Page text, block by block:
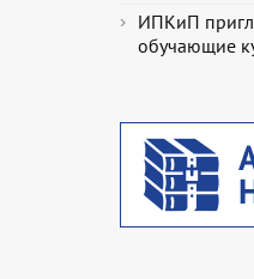
ИПКиП
обучающие